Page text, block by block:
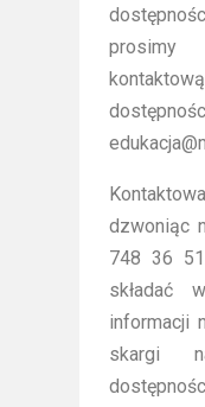
dzwoniąc
748 36
składać
informacji
skargi